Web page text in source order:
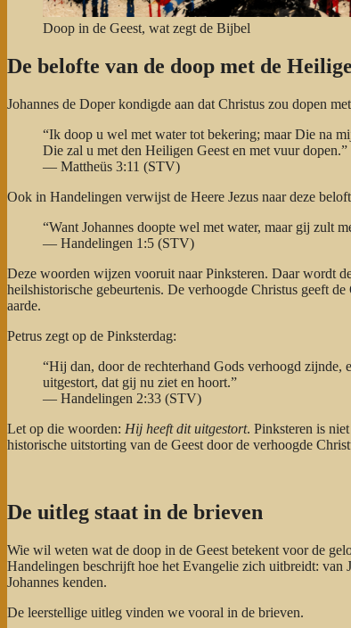
Doop in de Geest, wat zegt de Bijbel
De belofte van de doop met de
Johannes de Doper kondigde aan dat Christus zou dopen
“Ik doop u wel met water tot bekering; maar Die na
Die zal u met den Heiligen Geest en met vuur dopen.”
— Mattheüs 3:11 (STV)
Ook in Handelingen verwijst de Heere Jezus naar deze
“Want Johannes doopte wel met water, maar gij zult
— Handelingen 1:5 (STV)
Deze woorden wijzen vooruit naar Pinksteren. Daar wordt
heilshistorische gebeurtenis. De verhoogde Christus geeft
aarde.
Petrus zegt op de Pinksterdag:
“Hij dan, door de rechterhand Gods verhoogd zijnde,
uitgestort, dat gij nu ziet en hoort.”
— Handelingen 2:33 (STV)
Let op die woorden: Hij heeft dit uitgestort. Pinksteren is
historische uitstorting van de Geest door de verhoogde
De uitleg staat in de brieven
Wie wil weten wat de doop in de Geest betekent voor de
Handelingen beschrijft hoe het Evangelie zich uitbreidt: van
Johannes kenden.
De leerstellige uitleg vinden we vooral in de brieven.